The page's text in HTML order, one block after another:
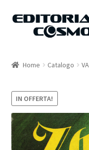
Vai
Vai
Carrello
Il mio account
Home Catalogo
IN OFFERTA!